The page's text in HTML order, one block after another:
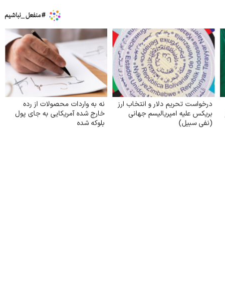
درخواست تحریم دلار و انتخاب ارز
بریکس علیه امپریالیسم جهانی
(نفی سبیل)
نه به واردات محصولات از رده
خارج شده آمریکایی به جای پول
بلوکه شده